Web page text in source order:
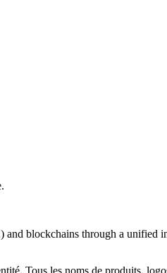
blockchains through a unified
Tous les noms de produits,